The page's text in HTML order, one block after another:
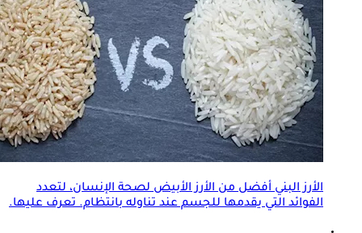
الأرز البني أفضل من الأرز الأبيض لصحة الإنسان، لتعدد
الفوائد التي يقدمها للجسم عند تناوله بانتظام. تعرف عليها.